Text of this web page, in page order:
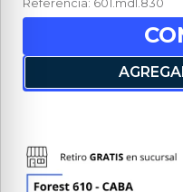
Referencia: 601.mdl.830